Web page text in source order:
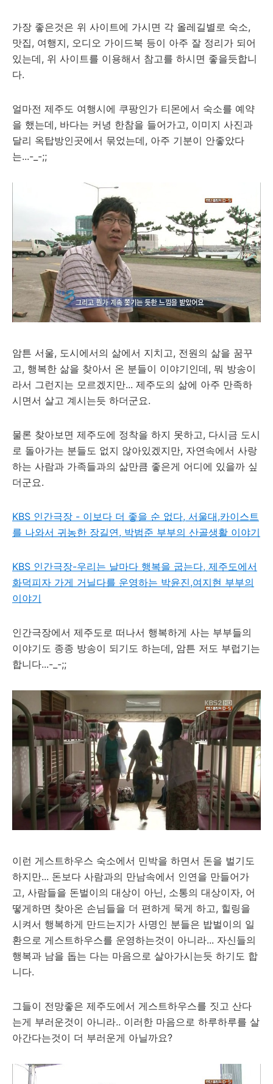
가장 좋은것은 위 사이트에 가시면 각 올레길별로 숙소,
맛집, 여행지, 오디오 가이드북 등이 아주 잘 정리가 되어
있는데, 위 사이트를 이용해서 참고를 하시면 좋을듯합니
다.
얼마전 제주도 여행시에 쿠팡인가 티몬에서 숙소를 예약
을 했는데, 바다는 커녕 한참을 들어가고, 이미지 사진과
달리 옥탑방인곳에서 묶었는데, 아주 기분이 안좋았다
는...-_-;;
암튼 서울, 도시에서의 삶에서 지치고, 전원의 삶을 꿈꾸
고, 행복한 삶을 찾아서 온 분들이 이야기인데, 뭐 방송이
라서 그런지는 모르겠지만... 제주도의 삶에 아주 만족하
시면서 살고 계시는듯 하더군요.
물론 찾아보면 제주도에 정착을 하지 못하고, 다시금 도시
로 돌아가는 분들도 없지 않아있겠지만, 자연속에서 사랑
하는 사람과 가족들과의 삶만큼 좋은게 어디에 있을까 싶
더군요.
KBS 인간극장 - 이보다 더 좋을 순 없다, 서울대,카이스트
를 나와서 귀농한 장길연, 박범준 부부의 산골생활 이야기
KBS 인간극장-우리는 날마다 행복을 굽는다, 제주도에서
화덕피자 가게 거닐다를 운영하는 박윤진,여지현 부부의
이야기
인간극장에서 제주도로 떠나서 행복하게 사는 부부들의
이야기도 종종 방송이 되기도 하는데, 암튼 저도 부럽기는
합니다...-_-;;
이런 게스트하우스 숙소에서 민박을 하면서 돈을 벌기도
하지만... 돈보다 사람과의 만남속에서 인연을 만들어가
고, 사람들을 돈벌이의 대상이 아닌, 소통의 대상이자, 어
떻게하면 찾아온 손님들을 더 편하게 묵게 하고, 힐링을
시켜서 행복하게 만드는지가 사명인 분들은 밥벌이의 일
환으로 게스트하우스를 운영하는것이 아니라... 자신들의
행복과 남을 돕는 다는 마음으로 살아가시는듯 하기도 합
니다.
그들이 전망좋은 제주도에서 게스트하우스를 짓고 산다
는게 부러운것이 아니라.. 이러한 마음으로 하루하루를 살
아간다는것이 더 부러운게 아닐까요?